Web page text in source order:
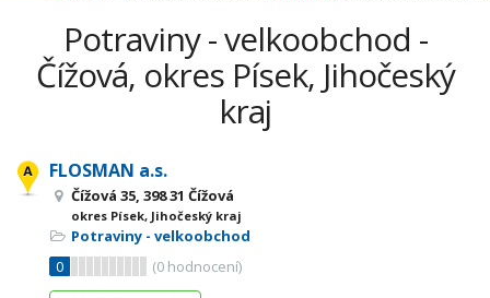
Potraviny - velkoobchod -
Čížová, okres Písek, Jihočeský
kraj
FLOSMAN a.s.
Čížová 35, 398 31 Čížová
okres Písek, Jihočeský kraj
Potraviny - velkoobchod
0
(0 hodnocení)